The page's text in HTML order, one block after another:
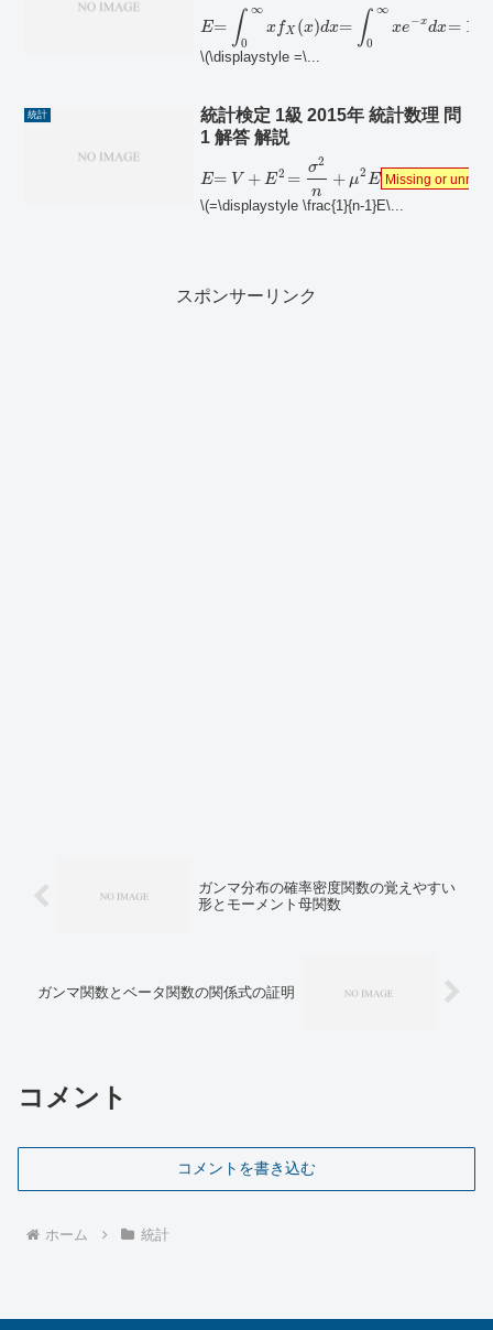
E= ∫ ∞
0
x fX (x)dx= ∫ ∞
0
xe−xdx= 1
\(\displaystyle =\...
統計
統計検定 1級 2015年 統計数理 問
1 解答 解説
E= V + E2 =
σ2
n
+ μ2 E Missing or
\(=\displaystyle \frac{1}{n-1}E\...
スポンサーリンク
ガンマ分布の確率密度関数の覚えやすい
形とモーメント母関数
ガンマ関数とベータ関数の関係式の証明
コメント
コメントを書き込む
ホーム 統計